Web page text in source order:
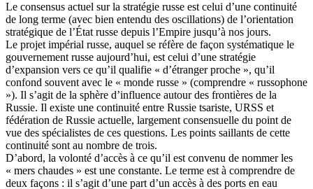
Le consensus actuel sur la stratégie russe est celui d’une continuité
de long terme (avec bien entendu des oscillations) de l’orientation
stratégique de l’État russe depuis l’Empire jusqu’à nos jours.
Le projet impérial russe, auquel se réfère de façon systématique le
gouvernement russe aujourd’hui, est celui d’une stratégie
d’expansion vers ce qu’il qualifie « d’étranger proche », qu’il
confond souvent avec le « monde russe » (comprendre « russophone
»). Il s’agit de la sphère d’influence autour des frontières de la
Russie. Il existe une continuité entre Russie tsariste, URSS et
fédération de Russie actuelle, largement consensuelle du point de
vue des spécialistes de ces questions. Les points saillants de cette
continuité sont au nombre de trois.
D’abord, la volonté d’accès à ce qu’il est convenu de nommer les
« mers chaudes » est une constante. Le terme est à comprendre de
deux façons : il s’agit d’une part d’un accès à des ports en eau